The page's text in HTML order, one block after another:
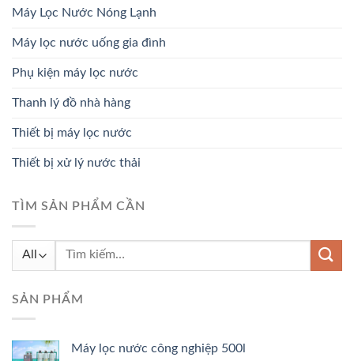
Máy Lọc Nước Nóng Lạnh
Máy lọc nước uống gia đình
Phụ kiện máy lọc nước
Thanh lý đồ nhà hàng
Thiết bị máy lọc nước
Thiết bị xử lý nước thải
TÌM SẢN PHẨM CẦN
Tìm
SẢN PHẨM
Máy lọc nước công nghiệp 500l